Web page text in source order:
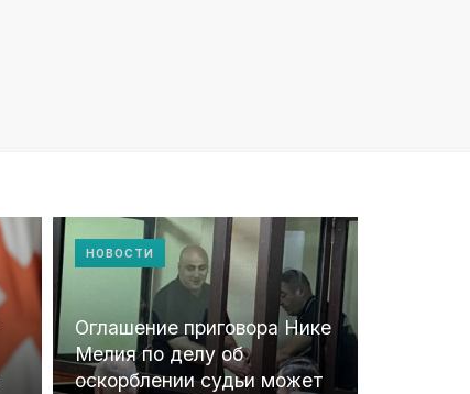
Оглашение приговора Нике
Мелия по делу об
оскорблении судьи может
НОВОСТИ